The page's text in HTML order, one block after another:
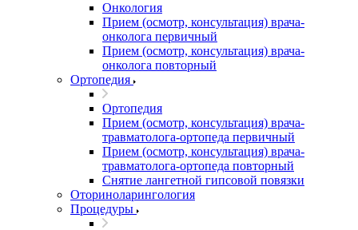
Онкология
Прием (осмотр, консультация) врача-
онколога первичный
Прием (осмотр, консультация) врача-
онколога повторный
Ортопедия
Ортопедия
Прием (осмотр, консультация) врача-
травматолога-ортопеда первичный
Прием (осмотр, консультация) врача-
травматолога-ортопеда повторный
Снятие лангетной гипсовой повязки
Оториноларингология
Процедуры